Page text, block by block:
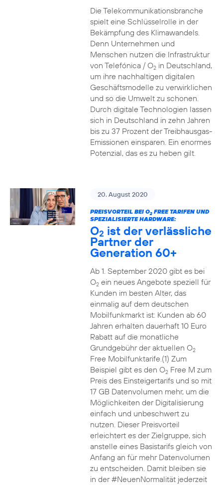
Die Telekommunikationsbranche
spielt eine Schlüsselrolle in der
Bekämpfung des Klimawandels.
Denn Unternehmen und
Menschen nutzen die Infrastruktur
von Telefónica / O2in Deutschland,
um ihre nachhaltigen digitalen
Geschäftsmodelle zu verwirklichen
und so die Umwelt zu schonen.
Durch digitale Technologien lassen
sich in Deutschland in zehn Jahren
bis zu 37 Prozent der Treibhausgas-
Emissionen einsparen. Ein enormes
Potenzial, das es zu heben gilt.
20. August 2020
PREISVORTEIL BEI O2FREE TARIFEN UND
SPEZIALISIERTE HARDWARE:
O2 ist der verlässliche
Partner der
Generation 60+
Ab 1. September 2020 gibt es bei
O2ein neues Angebote speziell für
Kunden im besten Alter, das
einmalig auf dem deutschen
Mobilfunkmarkt ist: Kunden ab 60
Jahren erhalten dauerhaft 10 Euro
Rabatt auf die monatliche
Grundgebühr der aktuellen O2
Free Mobilfunktarife.(1) Zum
Beispiel gibt es den O2Free M zum
Preis des Einsteigertarifs und so mit
17 GB Datenvolumen mehr, um die
Möglichkeiten der Digitalisierung
einfach und unbeschwert zu
nutzen. Dieser Preisvorteil
erleichtert es der Zielgruppe, sich
anstelle eines Basistarifs gleich von
Anfang an für mehr Datenvolumen
zu entscheiden. Damit bleiben sie
in der #NeuenNormalität jederzeit